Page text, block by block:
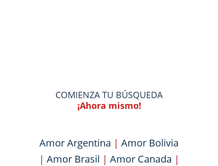
COMIENZA TU BÚSQUEDA
¡Ahora mismo!
Amor Argentina | Amor Bolivia
| Amor Brasil | Amor Canada |